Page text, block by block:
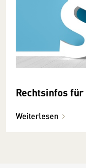
Rechtsinfos
Weiterlesen